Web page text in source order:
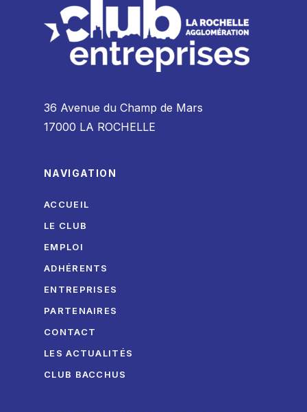
36 Avenue du Champ de Mars
17000 LA ROCHELLE
NAVIGATION
ACCUEIL
LE CLUB
EMPLOI
ADHÉRENTS
ENTREPRISES
PARTENAIRES
CONTACT
LES ACTUALITÉS
CLUB BACCHUS